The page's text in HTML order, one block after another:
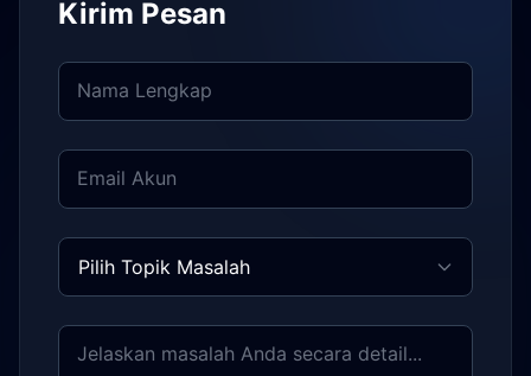
Kirim Pesan
Nama Lengkap
Email Akun
Pilih Topik Masalah
Jelaskan masalah Anda secara detail...